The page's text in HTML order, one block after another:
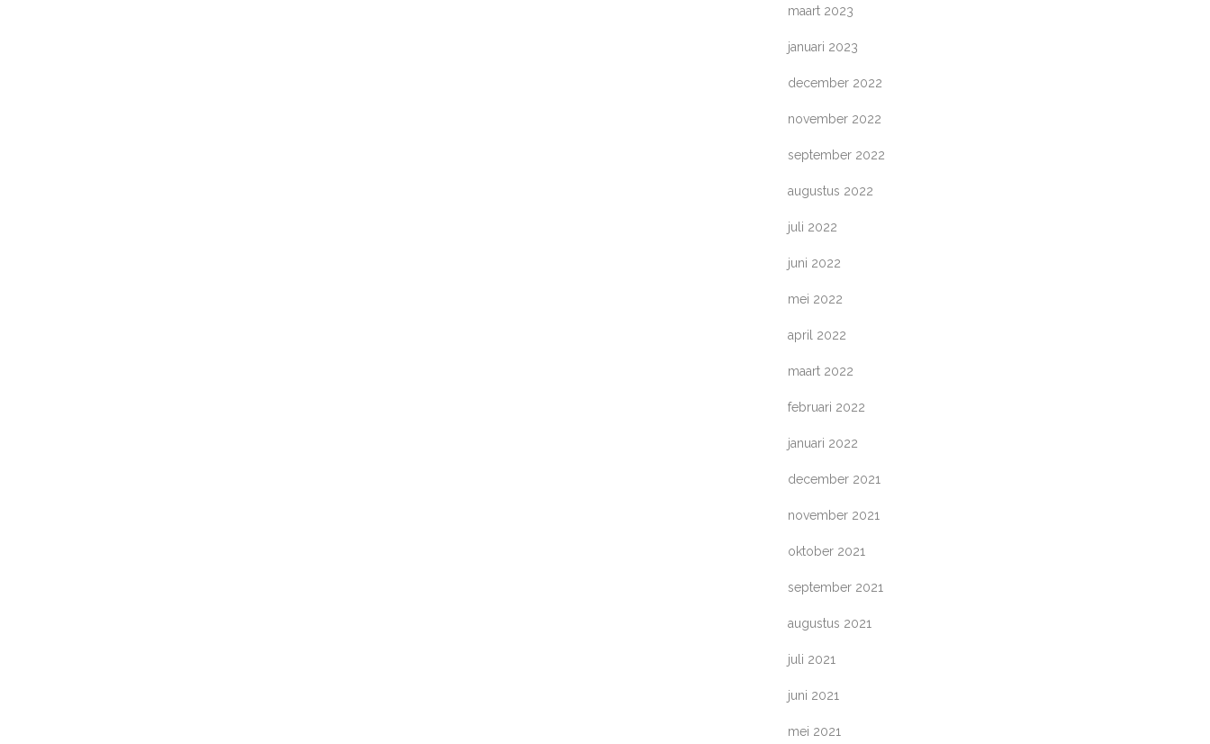
maart 2023
januari 2023
december 2022
november 2022
september 2022
augustus 2022
juli 2022
juni 2022
mei 2022
april 2022
maart 2022
februari 2022
januari 2022
december 2021
november 2021
oktober 2021
september 2021
augustus 2021
juli 2021
juni 2021
mei 2021